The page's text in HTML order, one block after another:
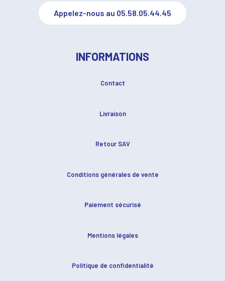
Appelez-nous au 05.58.05.44.45
INFORMATIONS
Contact
Livraison
Retour SAV
Conditions générales de vente
Paiement sécurisé
Mentions légales
Politique de confidentialité